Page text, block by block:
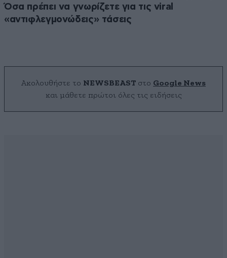
Όσα πρέπει να γνωρίζετε για τις viral
«αντιφλεγμονώδεις» τάσεις
Ακολουθήστε το NEWSBEAST στο Google News
και μάθετε πρώτοι όλες τις ειδήσεις